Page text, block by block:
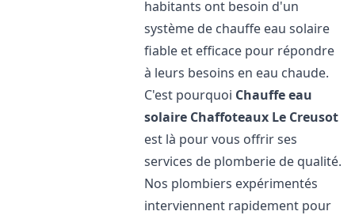
habitants ont besoin d'un
système de chauffe eau solaire
fiable et efficace pour répondre
à leurs besoins en eau chaude.
C'est pourquoi Chauffe eau
solaire Chaffoteaux Le Creusot
est là pour vous offrir ses
services de plomberie de qualité.
Nos plombiers expérimentés
interviennent rapidement pour